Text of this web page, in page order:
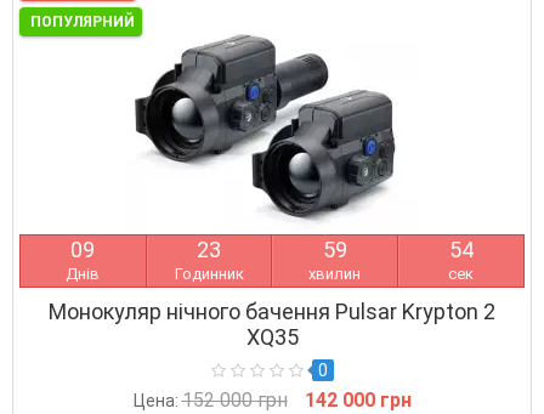
ПОПУЛЯРНИЙ
09
Днів
23
Годинник
59
хвилин
53
сек
Монокуляр нічного бачення Pulsar Krypton 2
XQ35
0
Цена:152 000 грн 142 000 грн